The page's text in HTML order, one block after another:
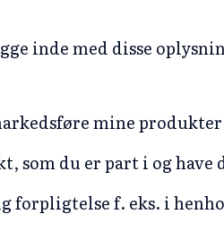
inde med disse
mine produkter
som du er part i og
forpligtelse f. eks. i